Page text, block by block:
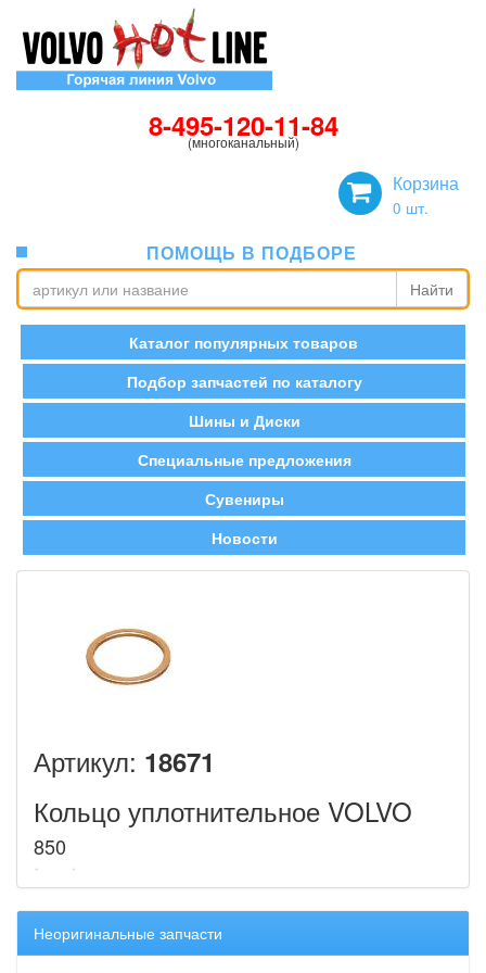
8-495-120-11-84
(многоканальный)
Корзина
0 шт.
ПОМОЩЬ В ПОДБОРЕ
Найти
Каталог популярных товаров
Подбор запчастей по каталогу
Шины и Диски
Специальные предложения
Сувениры
Новости
Артикул: 18671
Кольцо уплотнительное VOLVO
850
Неоригинальные запчасти